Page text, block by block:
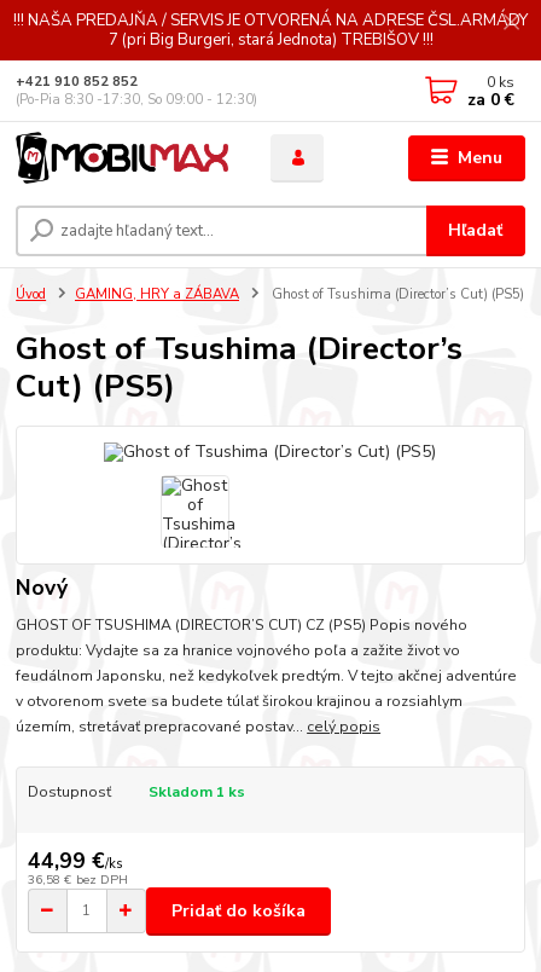
!!! NAŠA PREDAJŇA / SERVIS JE OTVORENÁ NA ADRESE ČSL.ARMÁDY
7 (pri Big Burgeri, stará Jednota) TREBIŠOV !!!
Menu
Hľadať
+421 910 852 852
(Po-Pia 8:30 -17:30, So 09:00 - 12:30)
0 ks
za 0 €
Úvod GAMING, HRY a ZÁBAVA Ghost of Tsushima (Director’s Cut) (PS5)
Ghost of Tsushima (Director’s
Cut) (PS5)
Nový
GHOST OF TSUSHIMA (DIRECTOR’S CUT) CZ (PS5) Popis nového
produktu: Vydajte sa za hranice vojnového poľa a zažite život vo
feudálnom Japonsku, než kedykoľvek predtým. V tejto akčnej adventúre
v otvorenom svete sa budete túlať širokou krajinou a rozsiahlym
územím, stretávať prepracované postav... celý popis
Dostupnosť Skladom 1 ks
44,99 €/ks
36,58 € bez DPH
Pridať do košíka